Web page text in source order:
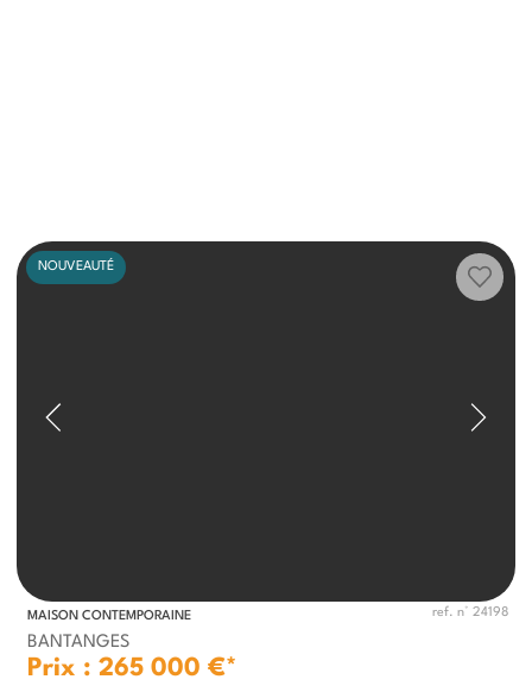
NOUVEAUTÉ
MAISON CONTEMPORAINE ref. n° 24198
BANTANGES
Prix : 265 000 €*